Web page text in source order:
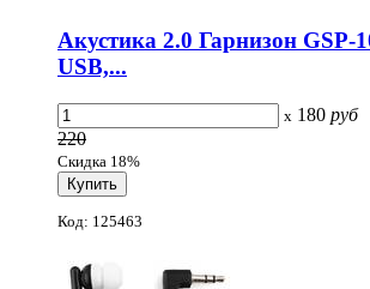
Акустика 2.0 Гарнизон GSP-
USB,...
x 180 руб
220
Скидка 18%
Код: 125463